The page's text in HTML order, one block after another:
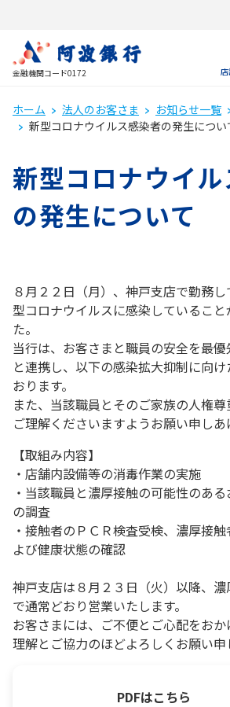
金融機関コード0172 店
ホーム 法人のお客さま お知らせ一覧
新型コロナウイルス感染者の発生につい
新型コロナウイ
の発生について
８月２２日（月）、神戸支店で勤務
型コロナウイルスに感染しているこ
た。
当行は、お客さまと職員の安全を最
と連携し、以下の感染拡大抑制に向
おります。
また、当該職員とそのご家族の人権
ご理解くださいますようお願い申しあ
【取組み内容】
・店舗内設備等の消毒作業の実施
・当該職員と濃厚接触の可能性のあ
の調査
・接触者のＰＣＲ検査受検、濃厚接
よび健康状態の確認
神戸支店は８月２３日（火）以降、
で通常どおり営業いたします。
お客さまには、ご不便とご心配をお
理解とご協力のほどよろしくお願い申
PDFはこちら